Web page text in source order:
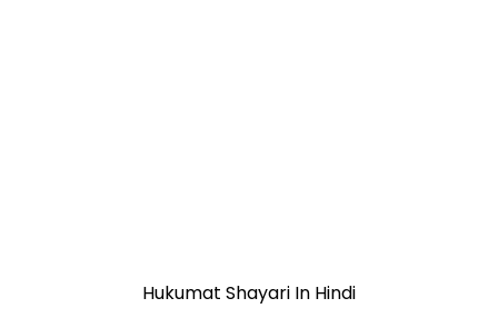
Hukumat Shayari In Hindi